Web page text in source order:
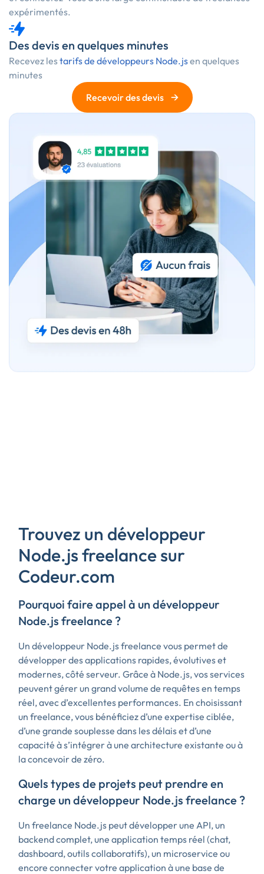
expérimentés.
Des devis en quelques minutes
Recevez lestarifs de développeurs Node.jsen quelques
minutes
Recevoir des devis
→
Trouvez un développeur
Node.js freelance sur
Codeur.com
Pourquoi faire appel à un développeur
Node.js freelance ?
Un développeur Node.js freelance vous permet de
développer des applications rapides, évolutives et
modernes, côté serveur. Grâce à Node.js, vos services
peuvent gérer un grand volume de requêtes en temps
réel, avec d’excellentes performances. En choisissant
un freelance, vous bénéficiez d’une expertise ciblée,
d’une grande souplesse dans les délais et d’une
capacité à s’intégrer à une architecture existante ou à
la concevoir de zéro.
Quels types de projets peut prendre en
charge un développeur Node.js freelance ?
Un freelance Node.js peut développer une API, un
backend complet, une application temps réel (chat,
dashboard, outils collaboratifs), un microservice ou
encore connecter votre application à une base de